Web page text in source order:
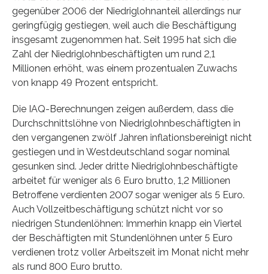
gegenüber 2006 der Niedriglohnanteil allerdings nur
geringfügig gestiegen, weil auch die Beschäftigung
insgesamt zugenommen hat. Seit 1995 hat sich die
Zahl der Niedriglohnbeschäftigten um rund 2,1
Millionen erhöht, was einem prozentualen Zuwachs
von knapp 49 Prozent entspricht.
Die IAQ-Berechnungen zeigen außerdem, dass die
Durchschnittslöhne von Niedriglohnbeschäftigten in
den vergangenen zwölf Jahren inflationsbereinigt nicht
gestiegen und in Westdeutschland sogar nominal
gesunken sind. Jeder dritte Niedriglohnbeschäftigte
arbeitet für weniger als 6 Euro brutto, 1,2 Millionen
Betroffene verdienten 2007 sogar weniger als 5 Euro.
Auch Vollzeitbeschäftigung schützt nicht vor so
niedrigen Stundenlöhnen: Immerhin knapp ein Viertel
der Beschäftigten mit Stundenlöhnen unter 5 Euro
verdienen trotz voller Arbeitszeit im Monat nicht mehr
als rund 800 Euro brutto.